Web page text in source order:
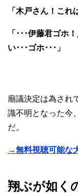
「木戸さん！これ
「･･･伊藤君ゴホ
い･･･ゴホ･･･」
廟議決定は為され
識不明となった今
だ。
→無料視聴可能な
翔ぶが如く